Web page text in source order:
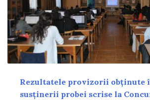
Rezultatele provizorii obținute
susținerii probei scrise la